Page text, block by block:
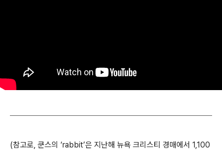
(참고로, 쿤스의 ‘rabbit’은 지난해 뉴욕 크리스티 경매에서 1,100